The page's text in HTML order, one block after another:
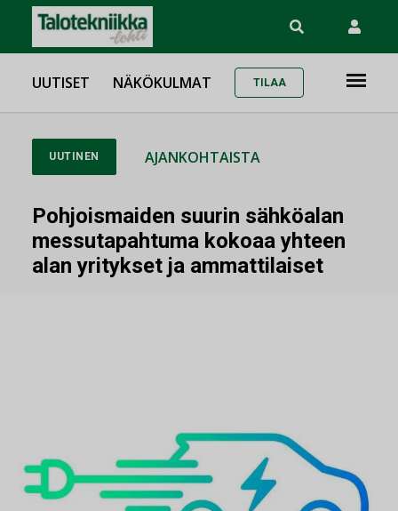
UUTISET NÄKÖKULMAT TILAA
UUTINEN AJANKOHTAISTA
Pohjoismaiden suurin sähköalan
messutapahtuma kokoaa yhteen
alan yritykset ja ammattilaiset